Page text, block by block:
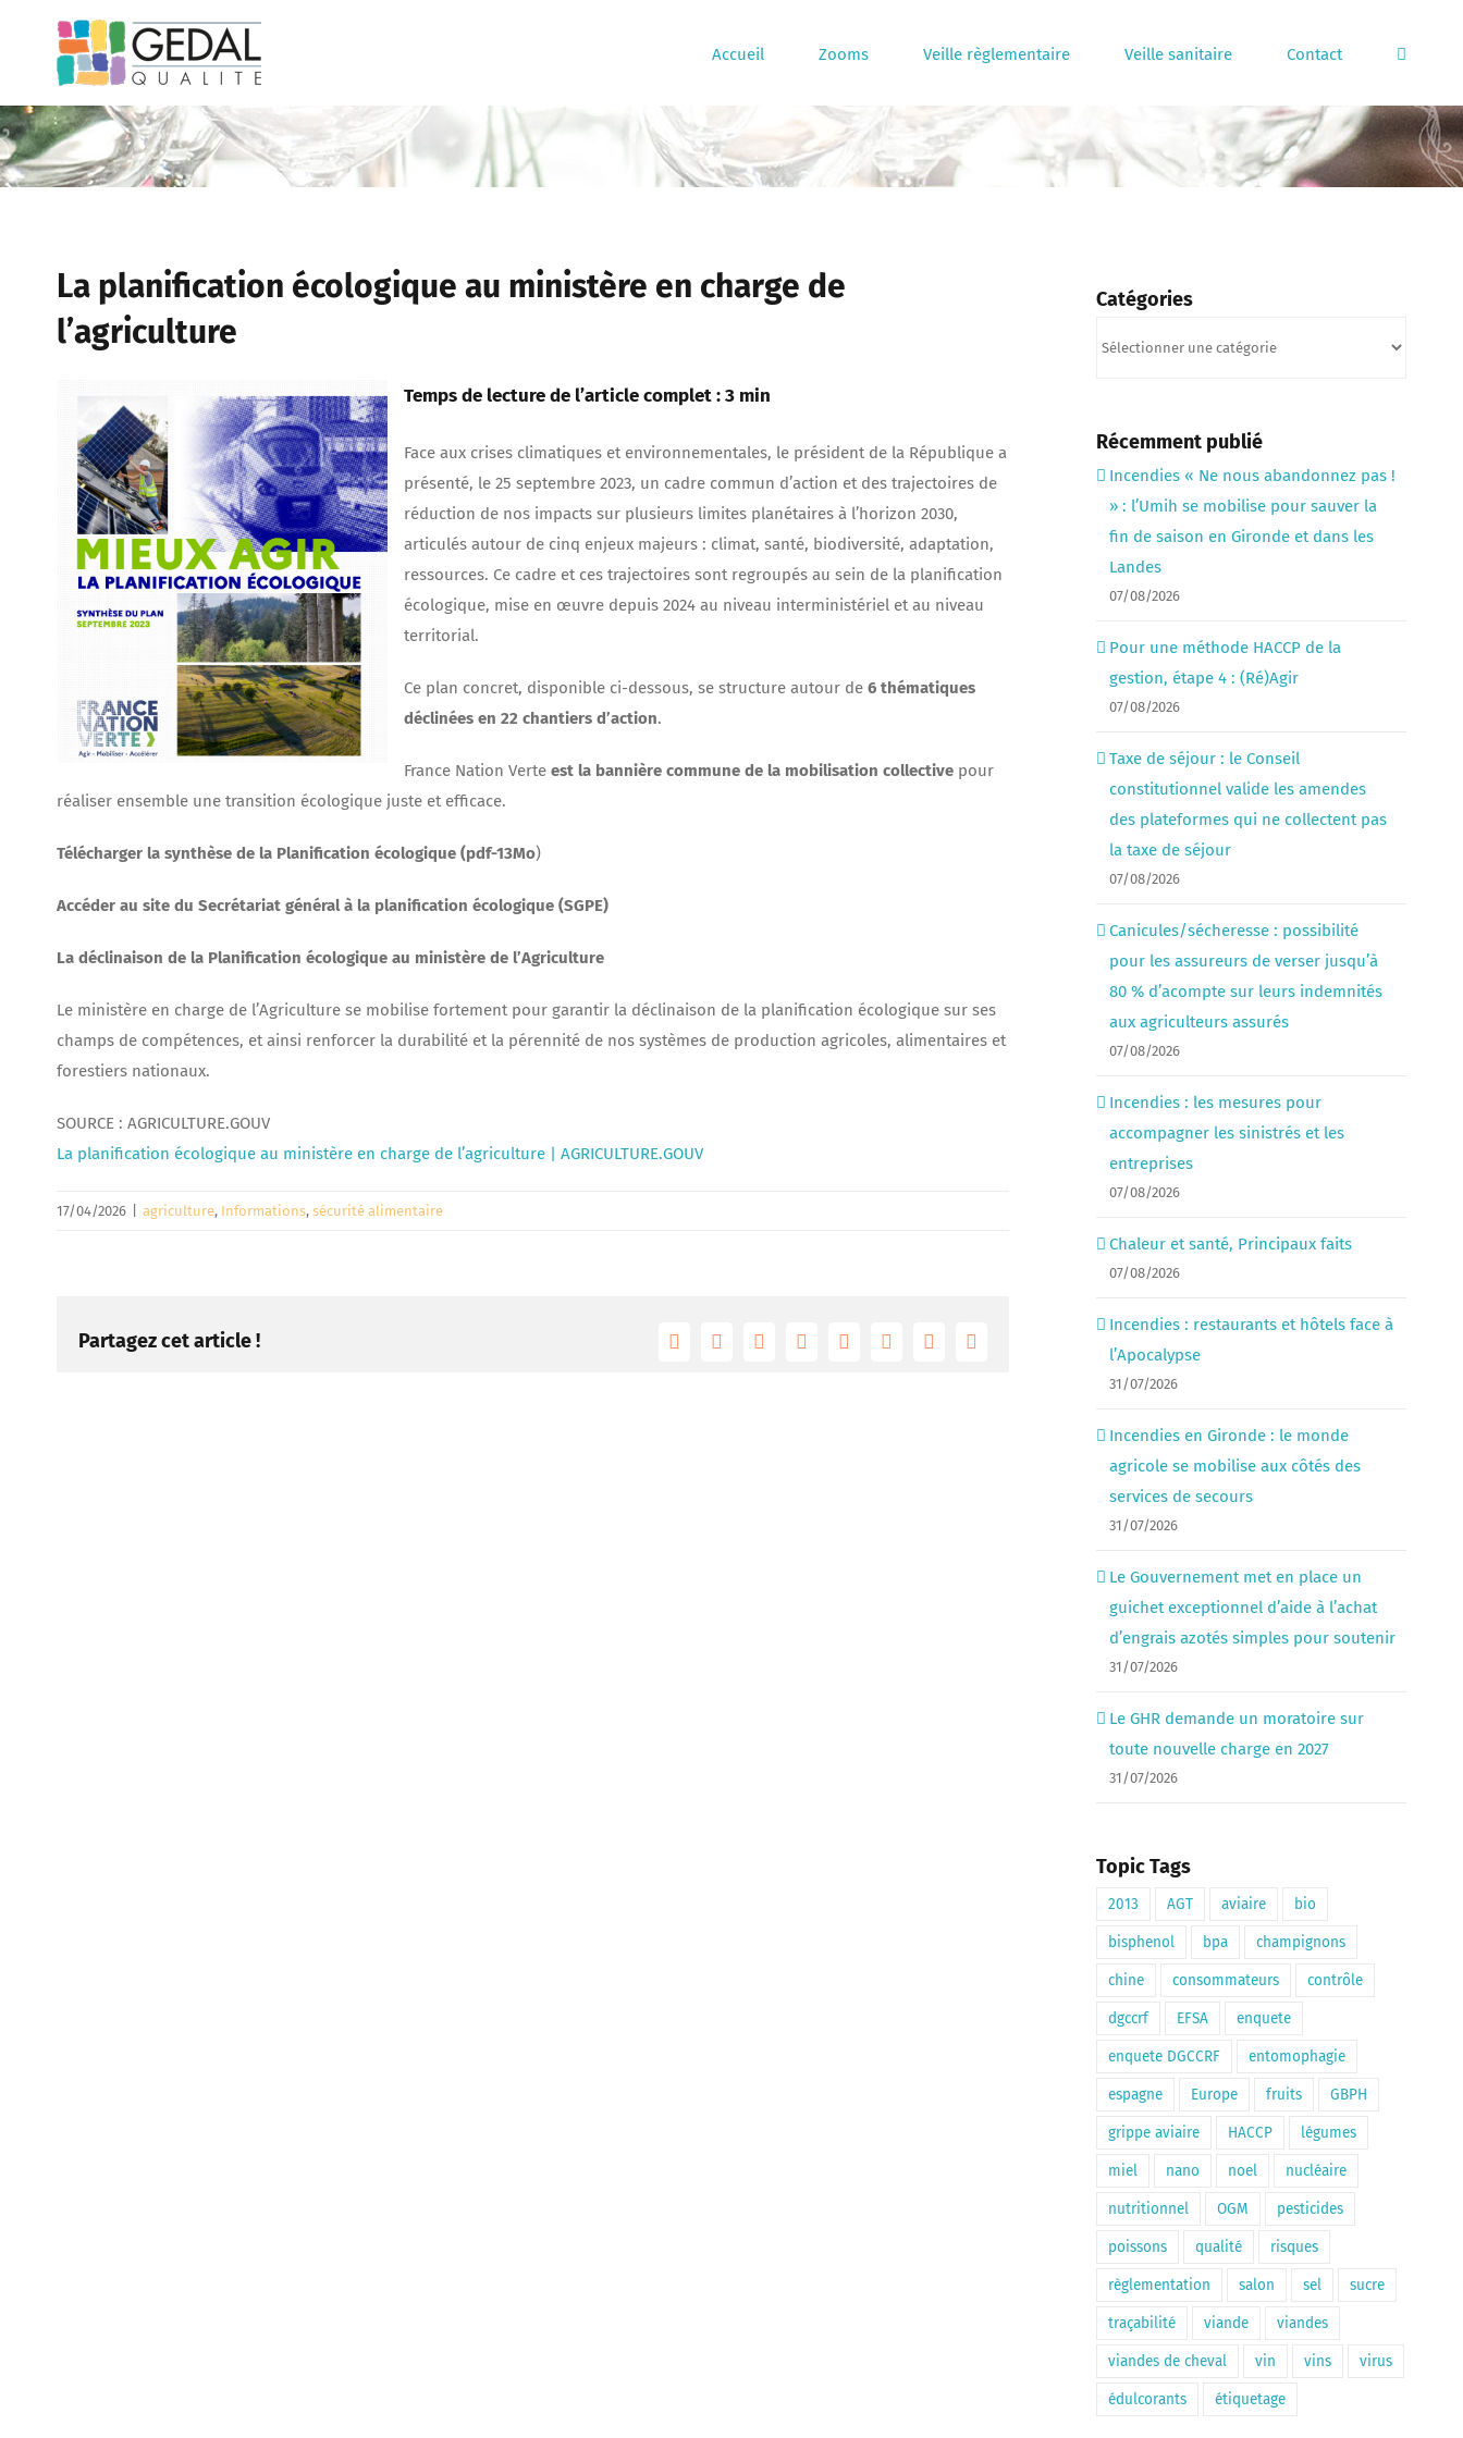
contenu
Accueil Zooms Veille règlementaire Veille sanitaire Contact
La planification écologique au ministère en charge de
l’agriculture
Temps de lecture de l’article complet : 3 min
Face aux crises climatiques et environnementales, le président de la République a
présenté, le 25 septembre 2023, un cadre commun d’action et des trajectoires de
réduction de nos impacts sur plusieurs limites planétaires à l’horizon 2030,
articulés autour de cinq enjeux majeurs : climat, santé, biodiversité, adaptation,
ressources. Ce cadre et ces trajectoires sont regroupés au sein de la planification
écologique, mise en œuvre depuis 2024 au niveau interministériel et au niveau
territorial.
Ce plan concret, disponible ci-dessous, se structure autour de 6 thématiques
déclinées en 22 chantiers d’action.
France Nation Verte est la bannière commune de la mobilisation collective pour
réaliser ensemble une transition écologique juste et efficace.
Télécharger la synthèse de la Planification écologique (pdf-13Mo)
Accéder au site du Secrétariat général à la planification écologique (SGPE)
La déclinaison de la Planification écologique au ministère de l’Agriculture
Le ministère en charge de l’Agriculture se mobilise fortement pour garantir la déclinaison de la planification écologique sur ses
champs de compétences, et ainsi renforcer la durabilité et la pérennité de nos systèmes de production agricoles, alimentaires et
forestiers nationaux.
SOURCE : AGRICULTURE.GOUV
La planification écologique au ministère en charge de l’agriculture | AGRICULTURE.GOUV
17/04/2026 agriculture, Informations, sécurité alimentaire
Partagez cet article ! FacebookTwitterRedditLinkedInTumblrPinterest
Vk Email
Catégories
Récemment publié
Incendies « Ne nous abandonnez pas !
» : l’Umih se mobilise pour sauver la
fin de saison en Gironde et dans les
Landes
07/08/2026
Pour une méthode HACCP de la
gestion, étape 4 : (Ré)Agir
07/08/2026
Taxe de séjour : le Conseil
constitutionnel valide les amendes
des plateformes qui ne collectent pas
la taxe de séjour
07/08/2026
Canicules/sécheresse : possibilité
pour les assureurs de verser jusqu’à
80 % d’acompte sur leurs indemnités
aux agriculteurs assurés
07/08/2026
Incendies : les mesures pour
accompagner les sinistrés et les
entreprises
07/08/2026
Chaleur et santé, Principaux faits
07/08/2026
Incendies : restaurants et hôtels face à
l’Apocalypse
31/07/2026
Incendies en Gironde : le monde
agricole se mobilise aux côtés des
services de secours
31/07/2026
Le Gouvernement met en place un
guichet exceptionnel d’aide à l’achat
d’engrais azotés simples pour soutenir
31/07/2026
Le GHR demande un moratoire sur
toute nouvelle charge en 2027
31/07/2026
Topic Tags
2013 AGT aviaire bio
bisphenol bpa champignons
chine consommateurs contrôle
dgccrf EFSA enquete
enquete DGCCRF entomophagie
espagne Europe fruits GBPH
grippe aviaire HACCP légumes
miel nano noel nucléaire
nutritionnel OGM pesticides
poissons qualité risques
règlementation salon sel sucre
traçabilité viande viandes
viandes de cheval vin vins virus
édulcorants étiquetage